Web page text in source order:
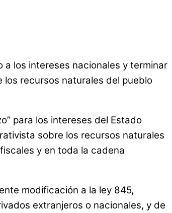
los intereses nacionales y terminar
los recursos naturales del pueblo
para los intereses del Estado
sobre los recursos naturales
y en toda la cadena
modificación a la ley 845,
extranjeros o nacionales, y de